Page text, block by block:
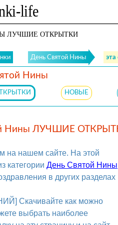
ЛУЧШИЕ ОТКРЫТКИ
День Святой Нины эта
Нины
НОВЫЕ
Нины ЛУЧШИЕ
нашем сайте. На этой
категории День Святой Нины
в других разделах
Скачивайте как можно
выбрать наиболее